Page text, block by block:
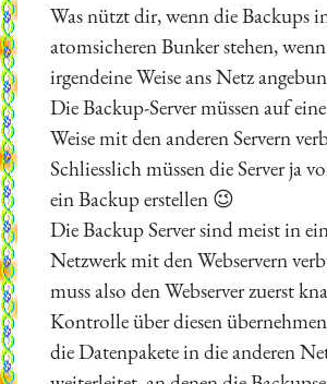
Was nützt dir, wenn die Backups
atomsicheren Bunker stehen,
irgendeine Weise ans Netz
Die Backup-Server müssen auf
Weise mit den anderen Servern
Schliesslich müssen die Server ja
ein Backup erstellen 😉
Die Backup Server sind meist in
Netzwerk mit den Webservern
muss also den Webserver zuerst
Kontrolle über diesen
die Datenpakete in die anderen